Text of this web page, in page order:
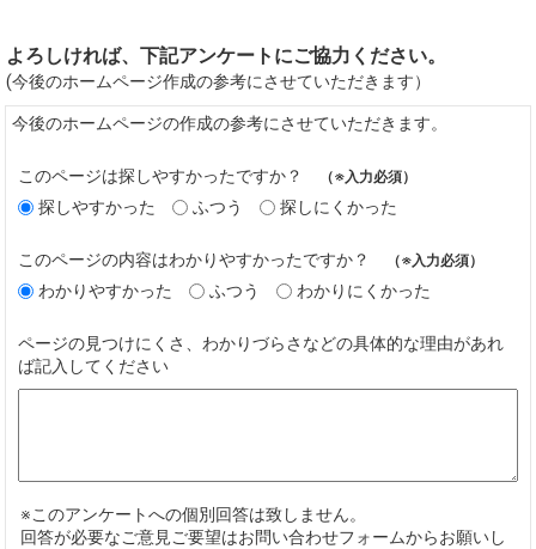
よろしければ、下記アンケートにご協力ください。
(今後のホームページ作成の参考にさせていただきます）
今後のホームページの作成の参考にさせていただきます。
このページは探しやすかったですか？ （※入力必須）
探しやすかった ふつう 探しにくかった
このページの内容はわかりやすかったですか？ （※入力必須）
わかりやすかった ふつう わかりにくかった
ページの見つけにくさ、わかりづらさなどの具体的な理由があれ
ば記入してください
※このアンケートへの個別回答は致しません。
回答が必要なご意見ご要望はお問い合わせフォームからお願いし